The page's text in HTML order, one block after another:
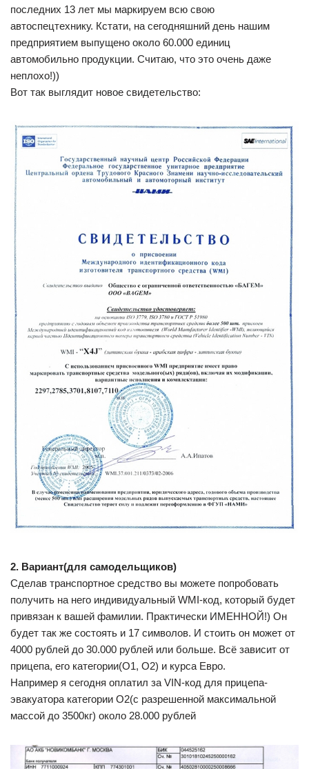
последних 13 лет мы маркируем всю свою
автоспецтехнику. Кстати, на сегодняшний день нашим
предприятием выпущено около 60.000 единиц
автомобильно продукции. Считаю, что это очень даже
неплохо!))
Вот так выглядит новое свидетельство:
2. Вариант(для самодельщиков)
Сделав транспортное средство вы можете попробовать
получить на него индивидуальный WMI-код, который будет
привязан к вашей фамилии. Практически ИМЕННОЙ!) Он
будет так же состоять и 17 символов. И стоить он может от
4000 рублей до 30.000 рублей или больше. Всё зависит от
прицепа, его категории(О1, О2) и курса Евро.
Например я сегодня оплатил за VIN-код для прицепа-
эвакуатора категории О2(с разрешенной максимальной
массой до 3500кг) около 28.000 рублей